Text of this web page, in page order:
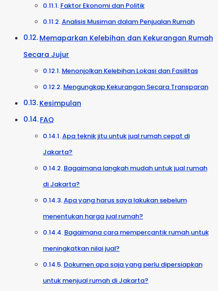
Faktor Ekonomi dan Politik
Analisis Musiman dalam Penjualan Rumah
Memaparkan Kelebihan dan Kekurangan Rumah
Secara Jujur
Menonjolkan Kelebihan Lokasi dan Fasilitas
Mengungkap Kekurangan Secara Transparan
Kesimpulan
FAQ
Apa teknik jitu untuk jual rumah cepat di
Jakarta?
Bagaimana langkah mudah untuk jual rumah
di Jakarta?
Apa yang harus saya lakukan sebelum
menentukan harga jual rumah?
Bagaimana cara mempercantik rumah untuk
meningkatkan nilai jual?
Dokumen apa saja yang perlu dipersiapkan
untuk menjual rumah di Jakarta?